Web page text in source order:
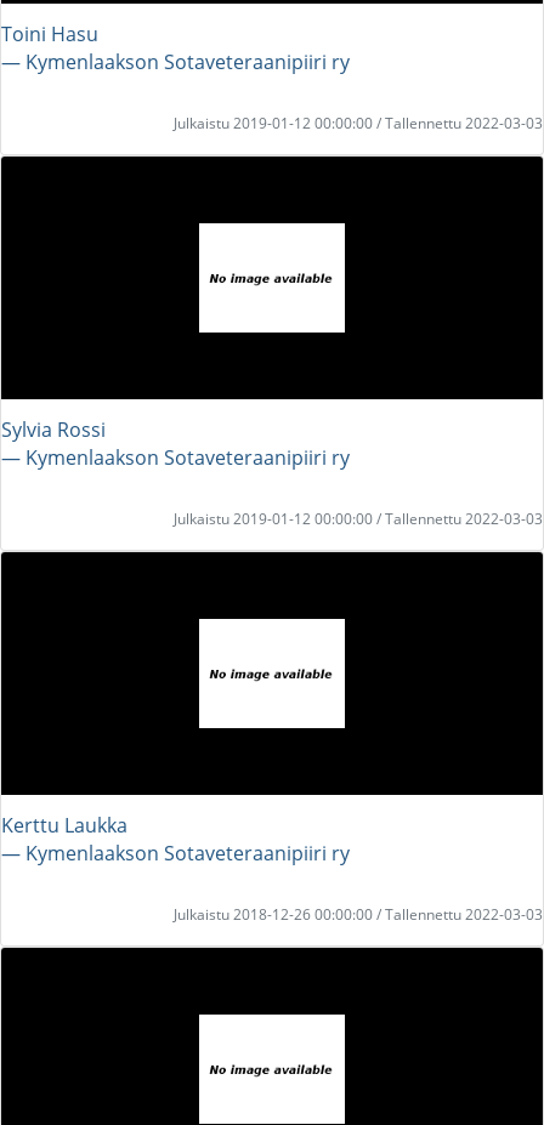
Toini Hasu
― Kymenlaakson Sotaveteraanipiiri ry
Julkaistu 2019-01-12 00:00:00 / Tallennettu 2022-03-03
Sylvia Rossi
― Kymenlaakson Sotaveteraanipiiri ry
Julkaistu 2019-01-12 00:00:00 / Tallennettu 2022-03-03
Kerttu Laukka
― Kymenlaakson Sotaveteraanipiiri ry
Julkaistu 2018-12-26 00:00:00 / Tallennettu 2022-03-03